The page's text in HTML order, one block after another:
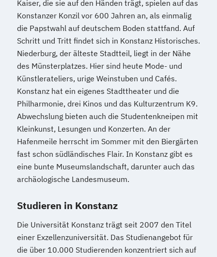
Kaiser, die sie auf den Händen trägt, spielen auf das
Konstanzer Konzil vor 600 Jahren an, als einmalig
die Papstwahl auf deutschem Boden stattfand. Auf
Schritt und Tritt findet sich in Konstanz Historisches.
Niederburg, der älteste Stadtteil, liegt in der Nähe
des Münsterplatzes. Hier sind heute Mode- und
Künstlerateliers, urige Weinstuben und Cafés.
Konstanz hat ein eigenes Stadttheater und die
Philharmonie, drei Kinos und das Kulturzentrum K9.
Abwechslung bieten auch die Studentenkneipen mit
Kleinkunst, Lesungen und Konzerten. An der
Hafenmeile herrscht im Sommer mit den Biergärten
fast schon südländisches Flair. In Konstanz gibt es
eine bunte Museumslandschaft, darunter auch das
archäologische Landesmuseum.
Studieren in Konstanz
Die Universität Konstanz trägt seit 2007 den Titel
einer Exzellenzuniversität. Das Studienangebot für
die über 10.000 Studierenden konzentriert sich auf